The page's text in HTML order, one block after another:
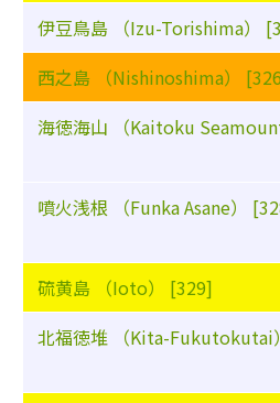
伊豆鳥島 （Izu-Torishima）
西之島 （Nishinoshima）
海徳海山 （Kaitoku
噴火浅根 （Funka Asane）
硫黄島 （Ioto） [329]
北福徳堆 （Kita-Fukutokutai